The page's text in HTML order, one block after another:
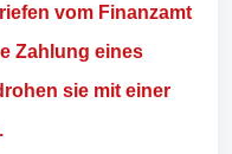
vom Finanzamt
Zahlung eines
sie mit einer